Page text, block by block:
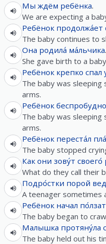
Мы ждём ребёнка.
We are expecting a
Ребёнок продолжа́ет
The baby continues to
Она родила́ ма́льчика.
She gave birth to a
Ребёнок крепко спал
The baby was sleeping
arms.
Ребёнок беспробудно
The baby was sleeping
arms.
Ребёнок переста́л
The baby stopped
Как они зову́т своего́
What do they call their
Подро́стки порой
A teenager sometimes
Ребёнок начал
The baby began to
Малышка протяну́ла
The baby held out his